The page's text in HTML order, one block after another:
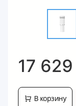
17 629
В корзину